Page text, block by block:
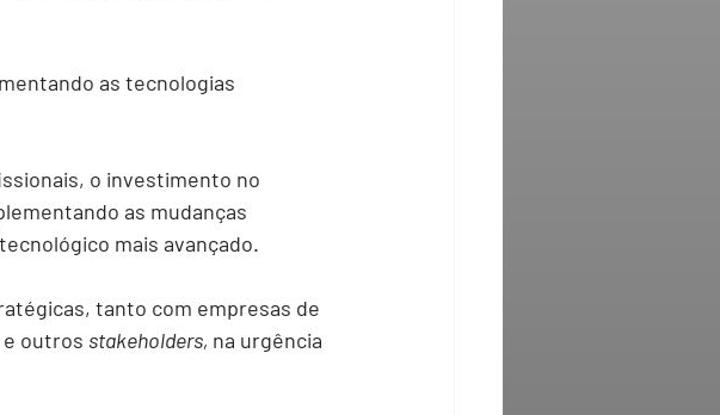
as tecnologias
o investimento no
as mudanças
mais avançado.
tanto com empresas de
outros stakeholders, na urgência